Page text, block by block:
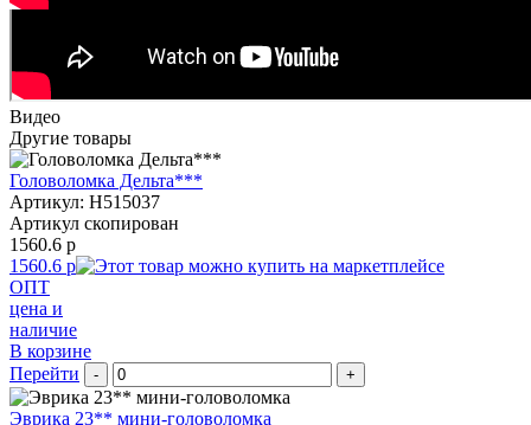
Видео
Другие товары
Головоломка Дельта***
Артикул: H515037
Артикул скопирован
1560.6 р
1560.6 р
ОПТ
цена и
наличие
В корзине
Перейти
- +
Эврика 23** мини-головоломка